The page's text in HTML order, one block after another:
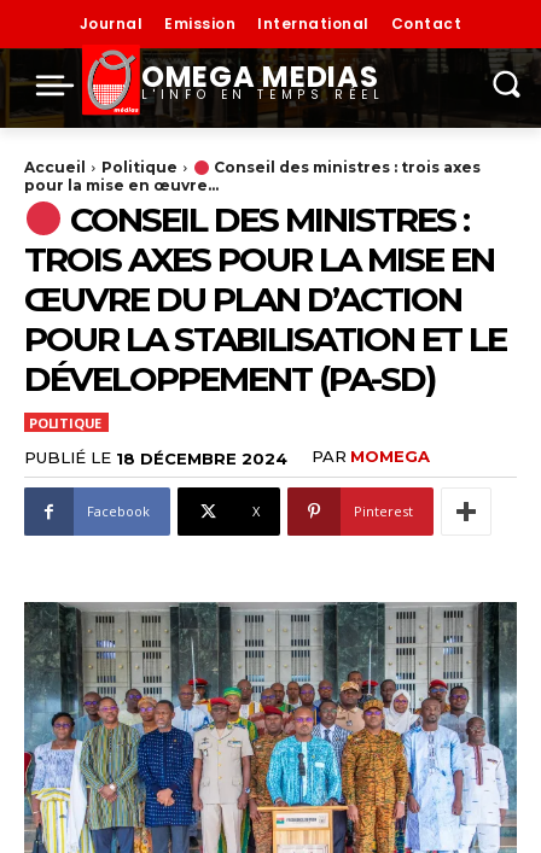
Journal Emission International Contact
OMEGA MEDIAS
L'INFO EN TEMPS RÉEL
Accueil Politique
Conseil des ministres : trois axes
pour la mise en œuvre...
CONSEIL DES MINISTRES :
TROIS AXES POUR LA MISE EN
ŒUVRE DU PLAN D’ACTION
POUR LA STABILISATION ET LE
DÉVELOPPEMENT (PA-SD)
POLITIQUE
PUBLIÉ LE 18 DÉCEMBRE 2024 PAR MOMEGA
Facebook X Pinterest